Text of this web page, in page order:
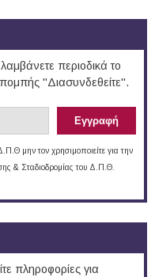
περιοδικά το
"Διασυνδεθείτε".
μην τον χρησιμοποιείτε για την
& Σταδιοδρομίας του Δ.Π.Θ.
πληροφορίες για